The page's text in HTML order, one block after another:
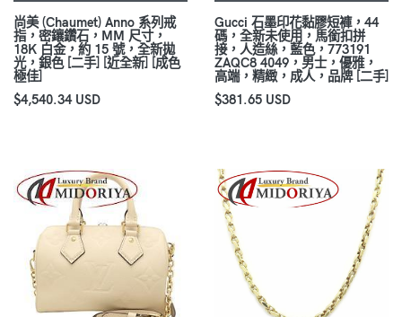
尚美 (Chaumet) Anno 系列戒
指，密鑲鑽石，MM 尺寸，
18K 白金，約 15 號，全新拋
光，銀色 [二手] [近全新] [成色
極佳]
$4,540.34 USD
Gucci 石墨印花黏膠短褲，44
碼，全新未使用，馬銜扣拼
接，人造絲，藍色，773191
ZAQC8 4049，男士，優雅，
高端，精緻，成人，品牌 [二手]
$381.65 USD